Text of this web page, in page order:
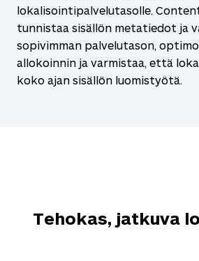
lokalisointipalvelutasolle.
tunnistaa sisällön metatiedot ja
sopivimman palvelutason,
allokoinnin ja varmistaa, että
koko ajan sisällön luomistyötä.
Tehokas, jatkuva